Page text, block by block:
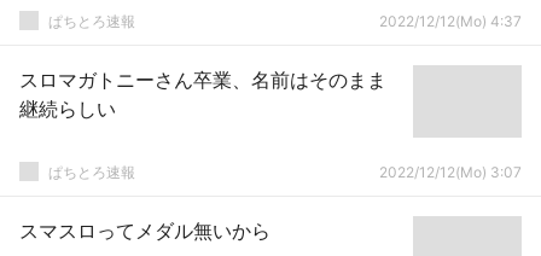
ぱちとろ速報 2022/12/12(Mo) 4:37
スロマガトニーさん卒業、名前はそのまま
継続らしい
ぱちとろ速報 2022/12/12(Mo) 3:07
スマスロってメダル無いから